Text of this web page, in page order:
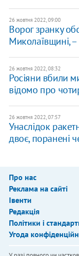
26 жовтня 2022, 09:00
Ворог зранку
Миколаївщині, –
26 жовтня 2022, 08:32
Росіяни вбили
відомо про
26 жовтня 2022, 07:57
Унаслідок
двоє, поранені
Про нас
Реклама на сайті
Івенти
Редакція
Політики і
Угода